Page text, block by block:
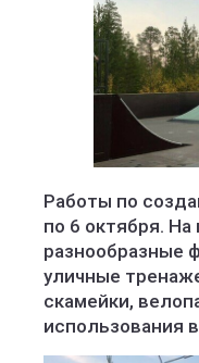
Работы по
по 6 октября.
разнообразные
уличные
скамейки,
использования